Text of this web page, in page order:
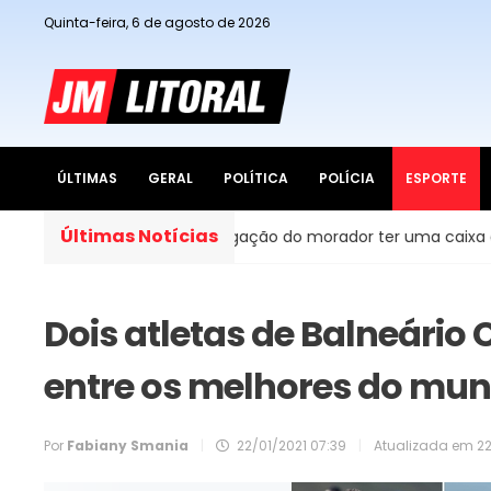
Quinta-feira, 6 de agosto de 2026
ÚLTIMAS GERAL POLÍTICA POLÍCIA ESPORTE
Últimas Notícias
do Brasil, é obrigação do morador ter uma caixa d’água
Dois atletas de Balneário
entre os melhores do
Por Fabiany Smania 22/01/2021 07:39 Atualizada em